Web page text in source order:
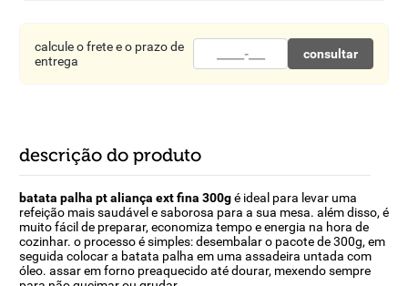
calcule o frete e o prazo de
entrega
consultar
descrição do produto
batata palha pt aliança ext fina 300gé ideal para levar uma
refeição mais saudável e saborosa para a sua mesa. além disso, é
muito fácil de preparar, economiza tempo e energia na hora de
cozinhar. o processo é simples: desembalar o pacote de 300g, em
seguida colocar a batata palha em uma assadeira untada com
óleo. assar em forno preaquecido até dourar, mexendo sempre